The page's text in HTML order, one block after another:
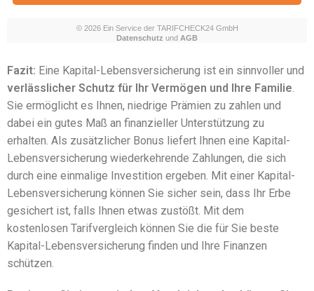
Fazit: Eine Kapital-Lebensversicherung ist ein sinnvoller und
verlässlicher Schutz für Ihr Vermögen und Ihre Familie.
Sie ermöglicht es Ihnen, niedrige Prämien zu zahlen und
dabei ein gutes Maß an finanzieller Unterstützung zu
erhalten. Als zusätzlicher Bonus liefert Ihnen eine Kapital-
Lebensversicherung wiederkehrende Zahlungen, die sich
durch eine einmalige Investition ergeben. Mit einer Kapital-
Lebensversicherung können Sie sicher sein, dass Ihr Erbe
gesichert ist, falls Ihnen etwas zustößt. Mit dem
kostenlosen Tarifvergleich können Sie die für Sie beste
Kapital-Lebensversicherung finden und Ihre Finanzen
schützen.